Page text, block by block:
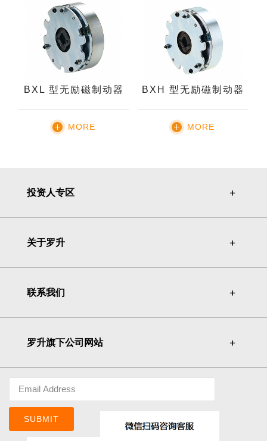
BXL 型无励磁制动器
MORE
BXH 型无励磁制动器
MORE
投资人专区 ＋
＋
关于罗升 ＋
＋
联系我们 ＋
＋
罗升旗下公司网站 ＋
＋
SUBMIT